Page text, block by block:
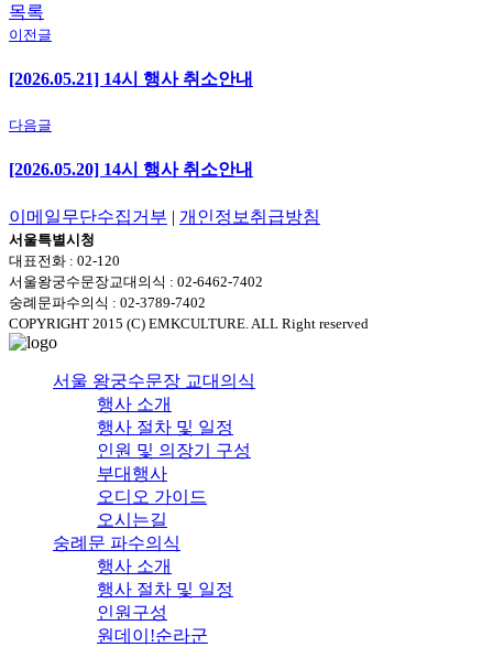
목록
이전글
[2026.05.21] 14시 행사 취소안내
다음글
[2026.05.20] 14시 행사 취소안내
이메일무단수집거부 | 개인정보취급방침
서울특별시청
대표전화 : 02-120
서울왕궁수문장교대의식 : 02-6462-7402
숭례문파수의식 : 02-3789-7402
COPYRIGHT 2015 (C) EMKCULTURE. ALL Right reserved
서울 왕궁수문장 교대의식
행사 소개
행사 절차 및 일정
인원 및 의장기 구성
부대행사
오디오 가이드
오시는길
숭례문 파수의식
행사 소개
행사 절차 및 일정
인원구성
원데이!순라군